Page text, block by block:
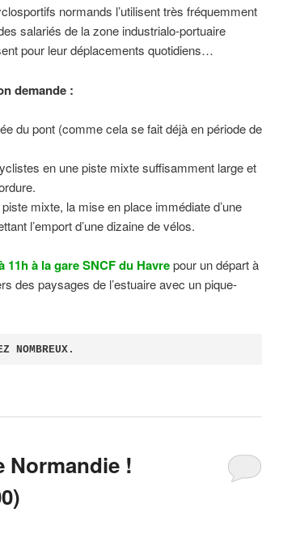
normands l’utilisent très fréquemment
salariés de la zone industrialo-portuaire
pour leur déplacements quotidiens…
demande :
du pont (comme cela se fait déjà en période de
en une piste mixte suffisamment large et
mixte, la mise en place immédiate d’une
l’emport d’une dizaine de vélos.
11h à la gare SNCF du Havrepour un départ à
des paysages de l’estuaire avec un pique-
NOMBREUX.
Normandie !